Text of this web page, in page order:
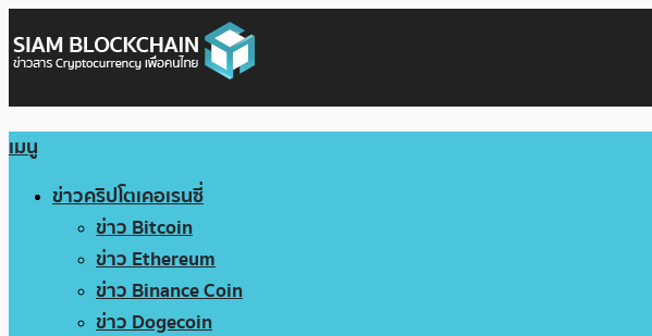
เมนู
ข่าวคริปโตเคอเรนซี่
ข่าว Bitcoin
ข่าว Ethereum
ข่าว Binance Coin
ข่าว Dogecoin